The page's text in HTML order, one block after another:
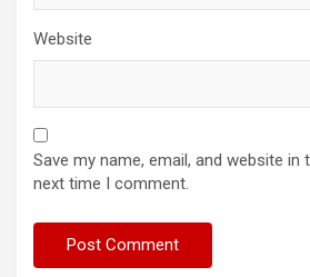
Website
Save my name, email, and website
next time I comment.